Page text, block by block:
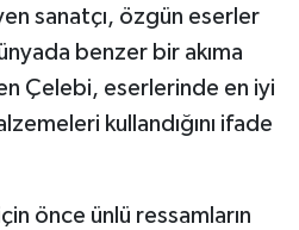
sanatçı, özgün eserler
benzer bir akıma
Çelebi, eserlerinde en iyi
kullandığını ifade
önce ünlü ressamların